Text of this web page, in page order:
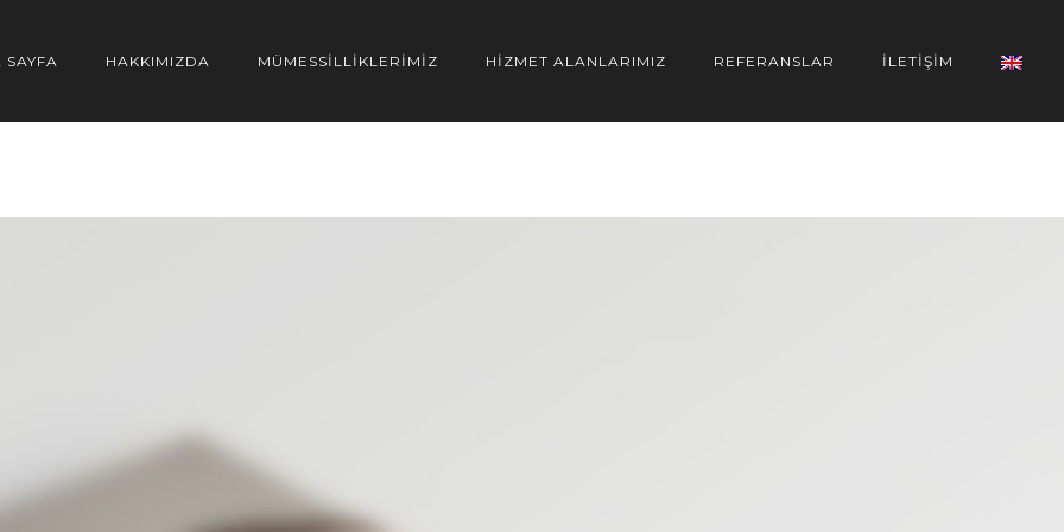
SAYFA HAKKIMIZDA MÜMESSİLLİKLERİMİZ HİZMET ALANLARIMIZ REFERANSLAR İLETİŞİM